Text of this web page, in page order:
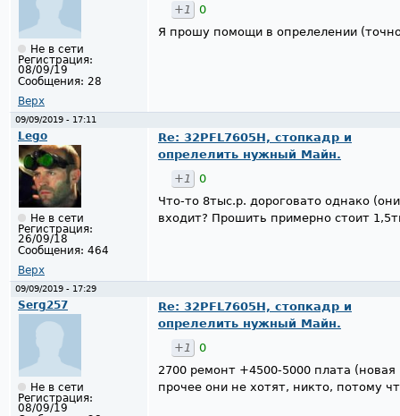
Не в сети
Регистрация:
08/09/19
Сообщения: 28
Верх
+1
0
Я прошу помощи в опрелелении
09/09/2019 - 17:11
Lego
Не в сети
Регистрация:
26/09/18
Сообщения: 464
Верх
Re: 32PFL7605H, стопкадр и
опрелелить нужный Майн.
+1
0
Что-то 8тыс.р. дороговато однако
входит? Прошить примерно стоит
09/09/2019 - 17:29
Serg257
Не в сети
Регистрация:
08/09/19
Re: 32PFL7605H, стопкадр и
опрелелить нужный Майн.
+1
0
2700 ремонт +4500-5000 плата
прочее они не хотят, никто, потому